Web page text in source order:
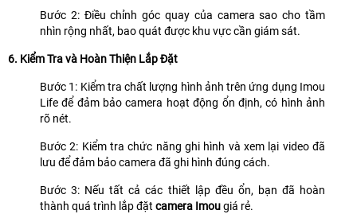
Bước 2: Điều chỉnh góc quay của camera sao cho tầm
nhìn rộng nhất, bao quát được khu vực cần giám sát.
6. Kiểm Tra và Hoàn Thiện Lắp Đặt
Bước 1: Kiểm tra chất lượng hình ảnh trên ứng dụng Imou
Life để đảm bảo camera hoạt động ổn định, có hình ảnh
rõ nét.
Bước 2: Kiểm tra chức năng ghi hình và xem lại video đã
lưu để đảm bảo camera đã ghi hình đúng cách.
Bước 3: Nếu tất cả các thiết lập đều ổn, bạn đã hoàn
thành quá trình lắp đặt camera Imougiá rẻ.